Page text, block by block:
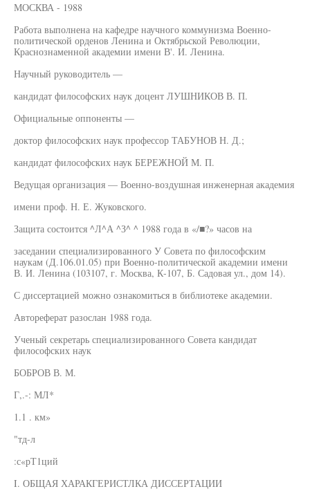
МОСКВА - 1988
Работа выполнена на кафедре научного коммунизма Военно-
политической орденов Ленина и Октябрьской Революции,
Краснознаменной академии имени В'. И. Ленина.
Научный руководитель —
кандидат философских наук доцент ЛУШНИКОВ В. П.
Официальные оппоненты —
доктор философских наук профессор ТАБУНОВ Н. Д.;
кандидат философских наук БЕРЕЖНОЙ М. П.
Ведущая организация — Военно-воздушная инженерная академия
имени проф. Н. Е. Жуковского.
Защита состоится ^Л^А ^З^ ^ 1988 года в «/■?» часов на
заседании специализированного У Совета по философским
наукам (Д.106.01.05) при Военно-политической академии имени
В. И. Ленина (103107, г. Москва, К-107, Б. Садовая ул., дом 14).
С диссертацией можно ознакомиться в библиотеке академии.
Автореферат разослан 1988 года.
Ученый секретарь специализированного Совета кандидат
философских наук
БОБРОВ В. М.
Г,.-: МЛ*
1.1 . км»
"тд-л
:с«рТ1ций
I. ОБЩАЯ ХАРАКГЕРИСТЛКА ДИССЕРТАЦИИ